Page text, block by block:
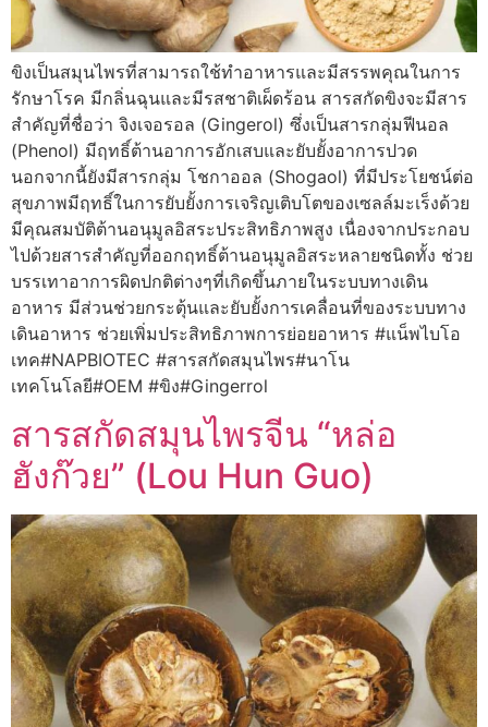
ขิงเป็นสมุนไพรที่สามารถใช้ทำอาหารและมีสรรพคุณในการ
รักษาโรค มีกลิ่นฉุนและมีรสชาติเผ็ดร้อน สารสกัดขิงจะมีสาร
สำคัญที่ชื่อว่า จิงเจอรอล (Gingerol) ซึ่งเป็นสารกลุ่มฟีนอล
(Phenol) มีฤทธิ์ต้านอาการอักเสบและยับยั้งอาการปวด
นอกจากนี้ยังมีสารกลุ่ม โชกาออล (Shogaol) ที่มีประโยชน์ต่อ
สุขภาพมีฤทธิ์ในการยับยั้งการเจริญเติบโตของเซลล์มะเร็งด้วย
มีคุณสมบัติต้านอนุมูลอิสระประสิทธิภาพสูง เนื่องจากประกอบ
ไปด้วยสารสำคัญที่ออกฤทธิ์ต้านอนุมูลอิสระหลายชนิดทั้ง ช่วย
บรรเทาอาการผิดปกติต่างๆที่เกิดขึ้นภายในระบบทางเดิน
อาหาร มีส่วนช่วยกระตุ้นและยับยั้งการเคลื่อนที่ของระบบทาง
เดินอาหาร ช่วยเพิ่มประสิทธิภาพการย่อยอาหาร #แน็พไบโอ
เทค#NAPBIOTEC #สารสกัดสมุนไพร#นาโน
เทคโนโลยี#OEM #ขิง#Gingerrol
สารสกัดสมุนไพรจีน “หล่อ
ฮังก๊วย” (Lou Hun Guo)